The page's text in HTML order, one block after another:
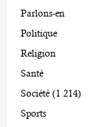
Parlons-en
Politique
Religion
Santé
Société (1 214)
Sports